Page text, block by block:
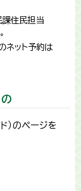
課住民担当
ネット予約は
）のページを